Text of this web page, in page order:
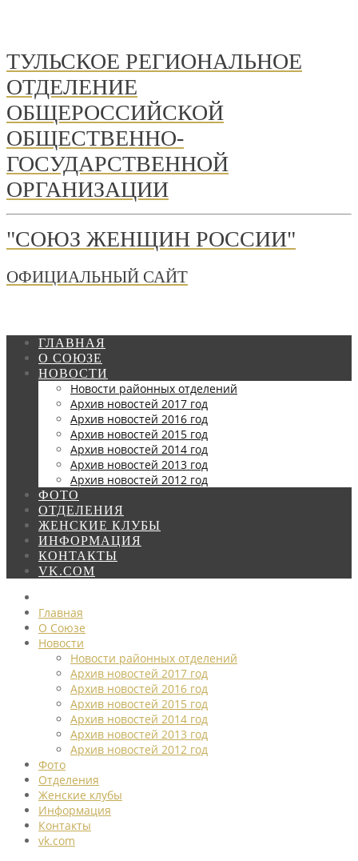
ТУЛЬСКОЕ РЕГИОНАЛЬНОЕ
ОТДЕЛЕНИЕ
ОБЩЕРОССИЙСКОЙ
ОБЩЕСТВЕННО-
ГОСУДАРСТВЕННОЙ
ОРГАНИЗАЦИИ
"СОЮЗ ЖЕНЩИН РОССИИ"
ОФИЦИАЛЬНЫЙ САЙТ
ГЛАВНАЯ
О СОЮЗЕ
НОВОСТИ
Новости районных отделений
Архив новостей 2017 год
Архив новостей 2016 год
Архив новостей 2015 год
Архив новостей 2014 год
Архив новостей 2013 год
Архив новостей 2012 год
ФОТО
ОТДЕЛЕНИЯ
ЖЕНСКИЕ КЛУБЫ
ИНФОРМАЦИЯ
КОНТАКТЫ
VK.COM
Главная
О Союзе
Новости
Новости районных отделений
Архив новостей 2017 год
Архив новостей 2016 год
Архив новостей 2015 год
Архив новостей 2014 год
Архив новостей 2013 год
Архив новостей 2012 год
Фото
Отделения
Женские клубы
Информация
Контакты
vk.com